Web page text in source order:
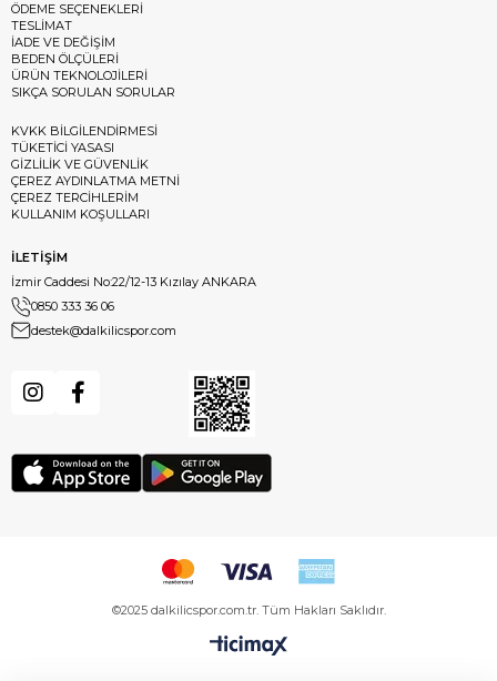
ÖDEME SEÇENEKLERİ
TESLİMAT
İADE VE DEĞİŞİM
BEDEN ÖLÇÜLERİ
ÜRÜN TEKNOLOJİLERİ
SIKÇA SORULAN SORULAR
KVKK BİLGİLENDİRMESİ
TÜKETİCİ YASASI
GİZLİLİK VE GÜVENLİK
ÇEREZ AYDINLATMA METNİ
ÇEREZ TERCİHLERİM
KULLANIM KOŞULLARI
İLETİŞİM
İzmir Caddesi No:22/12-13 Kızılay ANKARA
0850 333 36 06
destek@dalkilicspor.com
©2025 dalkilicspor.com.tr. Tüm Hakları Saklıdır.